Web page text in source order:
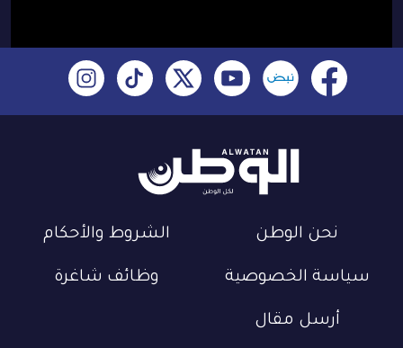
نحن الوطن الشروط والأحكام
سياسة الخصوصية وظائف شاغرة
أرسل مقال